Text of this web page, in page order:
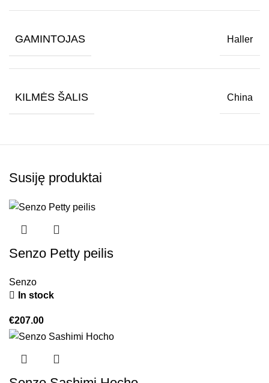
GAMINTOJAS Haller
KILMĖS ŠALIS China
Susiję produktai
Senzo Petty peilis
Senzo
In stock
€207.00